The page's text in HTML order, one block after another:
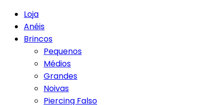
Loja
Anéis
Brincos
Pequenos
Médios
Grandes
Noivas
Piercing Falso